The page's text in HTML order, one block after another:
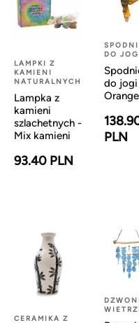
LAMPKI Z
KAMIENI
NATURALNYCH
Lampka z
kamieni
szlachetnych -
Mix kamieni
93.40 PLN
DO
do
Orange
PLN
CERAMIKA Z